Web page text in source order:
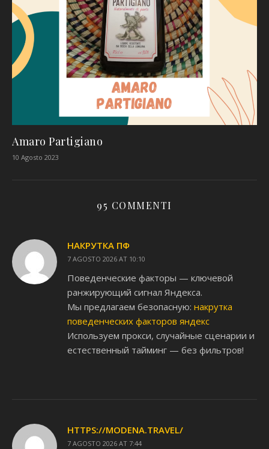
Amaro Partigiano
10 Agosto 2023
95 COMMENTI
НАКРУТКА ПФ
7 AGOSTO 2026 AT 10:10
Поведенческие факторы — ключевой
ранжирующий сигнал Яндекса.
Мы предлагаем безопасную: накрутка
поведенческих факторов яндекс
Используем прокси, случайные сценарии и
естественный тайминг — без фильтров!
HTTPS://MODENA.TRAVEL/
7 AGOSTO 2026 AT 7:44